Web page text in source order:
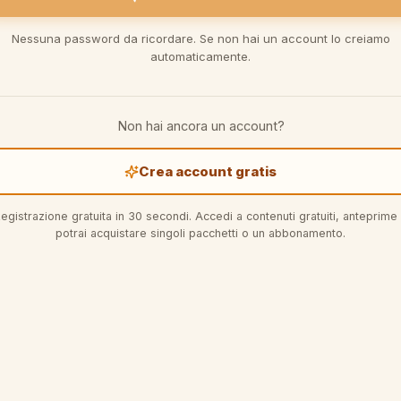
Nessuna password da ricordare. Se non hai un account lo creiamo
automaticamente.
Non hai ancora un account?
Crea account gratis
gratuita in 30 secondi. Accedi a contenuti gratuiti, anteprime
potrai acquistare singoli pacchetti o un abbonamento.